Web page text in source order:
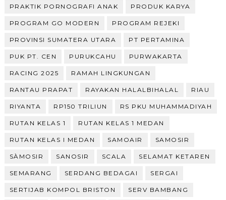
PRAKTIK PORNOGRAFI ANAK PRODUK KARYA
PROGRAM GO MODERN PROGRAM REJEKI
PROVINSI SUMATERA UTARA PT PERTAMINA
PUK PT. CEN PURUKCAHU PURWAKARTA
RACING 2025 RAMAH LINGKUNGAN
RANTAU PRAPAT RAYAKAN HALALBIHALAL RIAU
RIYANTA RP150 TRILIUN RS PKU MUHAMMADIYAH
RUTAN KELAS 1 RUTAN KELAS 1 MEDAN
RUTAN KELAS I MEDAN SAMOAIR SAMOSIR
SÀMOSIR SANOSIR SCALA SELAMAT KETAREN
SEMARANG SERDANG BEDAGAI SERGAI
SERTIJAB KOMPOL BRISTON SERV BAMBANG